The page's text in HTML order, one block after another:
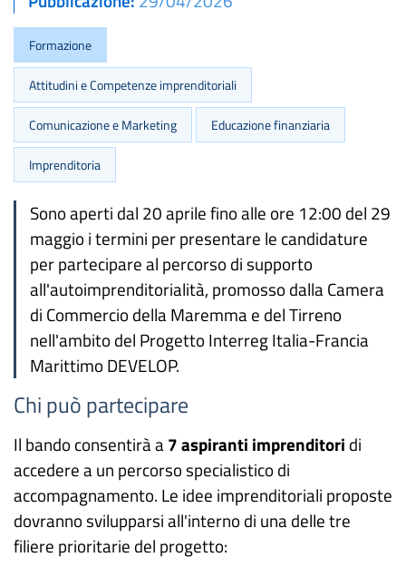
Formazione
Attitudini e Competenze imprenditoriali
Comunicazione e Marketing Educazione finanziaria
Imprenditoria
Sono aperti dal 20 aprile fino alle ore 12:00 del 29
maggio i termini per presentare le candidature
per partecipare al percorso di supporto
all'autoimprenditorialità, promosso dalla Camera
di Commercio della Maremma e del Tirreno
nell'ambito del Progetto Interreg Italia-Francia
Marittimo DEVELOP.
Chi può partecipare
Il bando consentirà a7 aspiranti imprenditori di
accedere a un percorso specialistico di
accompagnamento. Le idee imprenditoriali proposte
dovranno svilupparsi all'interno di una delle tre
filiere prioritarie del progetto: